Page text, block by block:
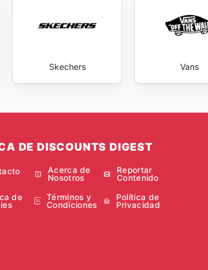
los descuentos especiales y las
traduce en un ahorro económico
sobre las Roxy sales
y las promociones
Skechers Vans
DE DISCOUNTS DIGEST
Acerca de
Nosotros
Reportar
Contenido
de
Términos y
Condiciones
Política de
Privacidad